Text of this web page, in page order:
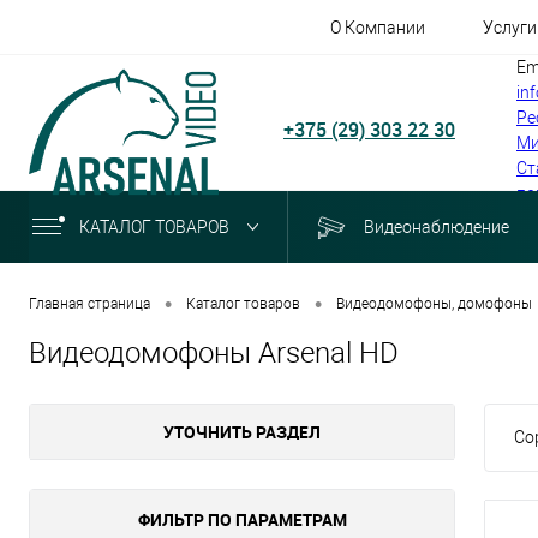
О Компании Услуги
+375 (29) 303 22 30
КАТАЛОГ ТОВАРОВ Видеонаблюдение
Главная страница • Каталог товаров • Видеодомофоны, домофоны
Видеодомофоны Arsenal HD
УТОЧНИТЬ РАЗДЕЛ
ФИЛЬТР ПО ПАРАМЕТРАМ